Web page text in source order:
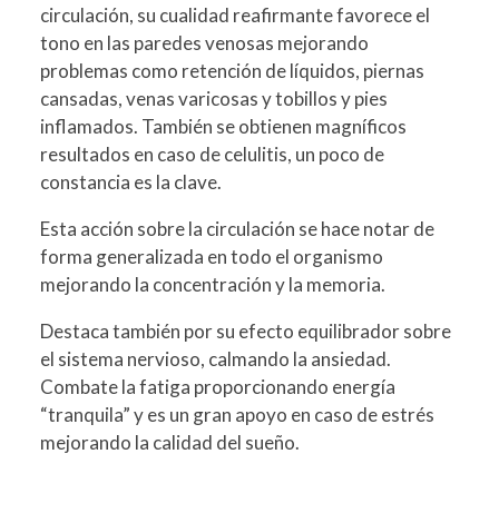
circulación, su cualidad reafirmante favorece el
tono en las paredes venosas mejorando
problemas como retención de líquidos, piernas
cansadas, venas varicosas y tobillos y pies
inflamados. También se obtienen magníficos
resultados en caso de celulitis, un poco de
constancia es la clave.
Esta acción sobre la circulación se hace notar de
forma generalizada en todo el organismo
mejorando la concentración y la memoria.
Destaca también por su efecto equilibrador sobre
el sistema nervioso, calmando la ansiedad.
Combate la fatiga proporcionando energía
“tranquila” y es un gran apoyo en caso de estrés
mejorando la calidad del sueño.